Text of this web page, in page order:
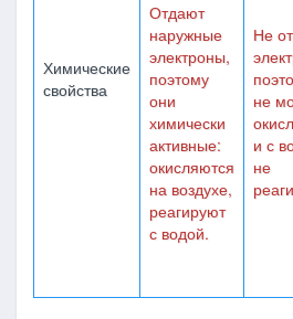
Химические
свойства
Отдают
наружные
электроны,
поэтому
они
химически
активные:
окисляются
на воздухе,
реагируют
с водой.
Не
не
и с
не